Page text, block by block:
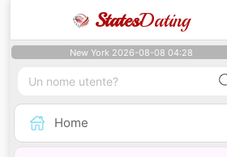
StatesDating
New York 2026-08-08 04:28
Home